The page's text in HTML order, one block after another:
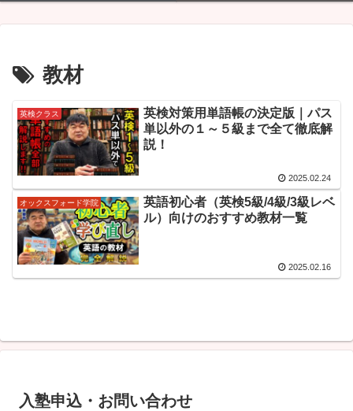
教材
英検クラス
英検対策用単語帳の決定版｜パス
単以外の１～５級まで全て徹底解
説！
2025.02.24
オックスフォード学院
英語初心者（英検5級/4級/3級レベ
ル）向けのおすすめ教材一覧
2025.02.16
入塾申込・お問い合わせ